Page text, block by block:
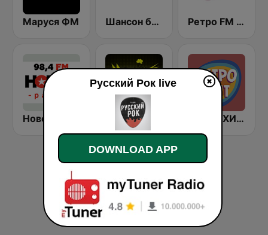
Маруся ФМ Шансон без цензуры (Shanson bez cenzury) Ретро FM (Retro FM)
РЕТРО ХИТ - Retro Hit
Русский Рок live
DOWNLOAD APP